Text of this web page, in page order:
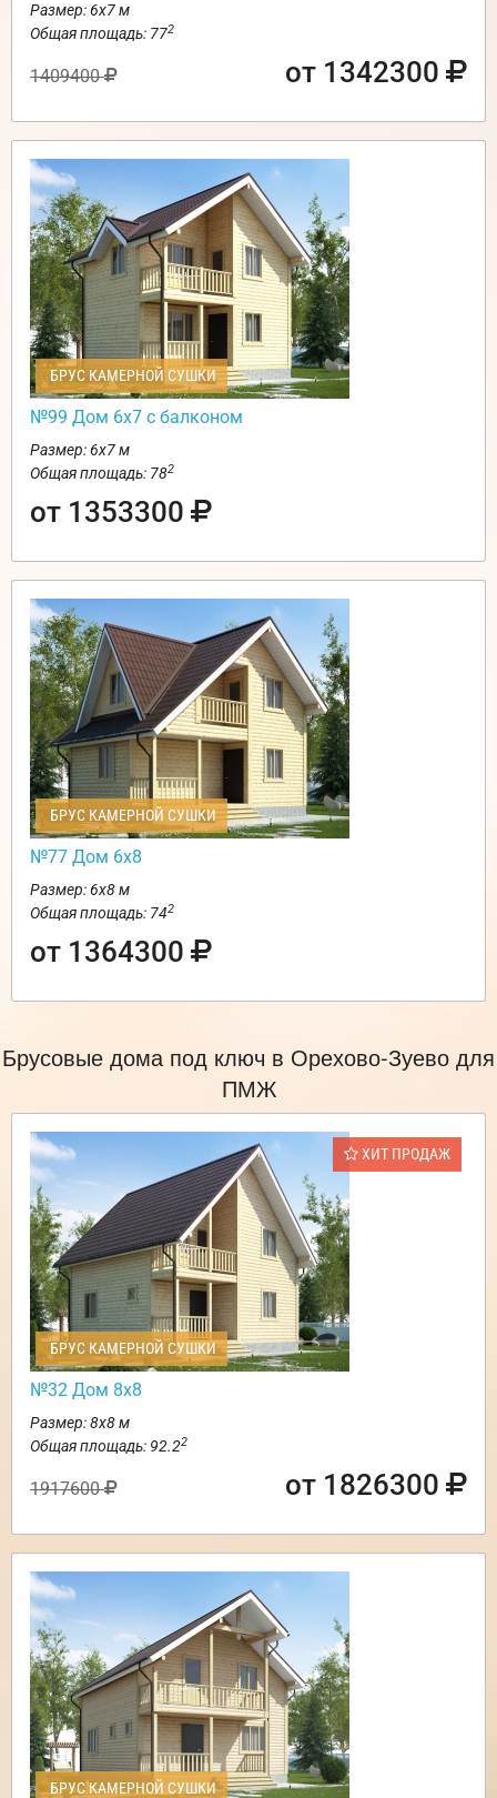
Размер: 6х7 м
Общая площадь: 772
1409400 от 1342300
БРУС КАМЕРНОЙ СУШКИ
№99 Дом 6х7 с балконом
Размер: 6х7 м
Общая площадь: 782
от 1353300
БРУС КАМЕРНОЙ СУШКИ
№77 Дом 6х8
Размер: 6х8 м
Общая площадь: 742
от 1364300
Брусовые дома под ключ в Орехово-Зуево для
ПМЖ
ХИТ ПРОДАЖ
БРУС КАМЕРНОЙ СУШКИ
№32 Дом 8х8
Размер: 8х8 м
Общая площадь: 92.22
1917600 от 1826300
БРУС КАМЕРНОЙ СУШКИ